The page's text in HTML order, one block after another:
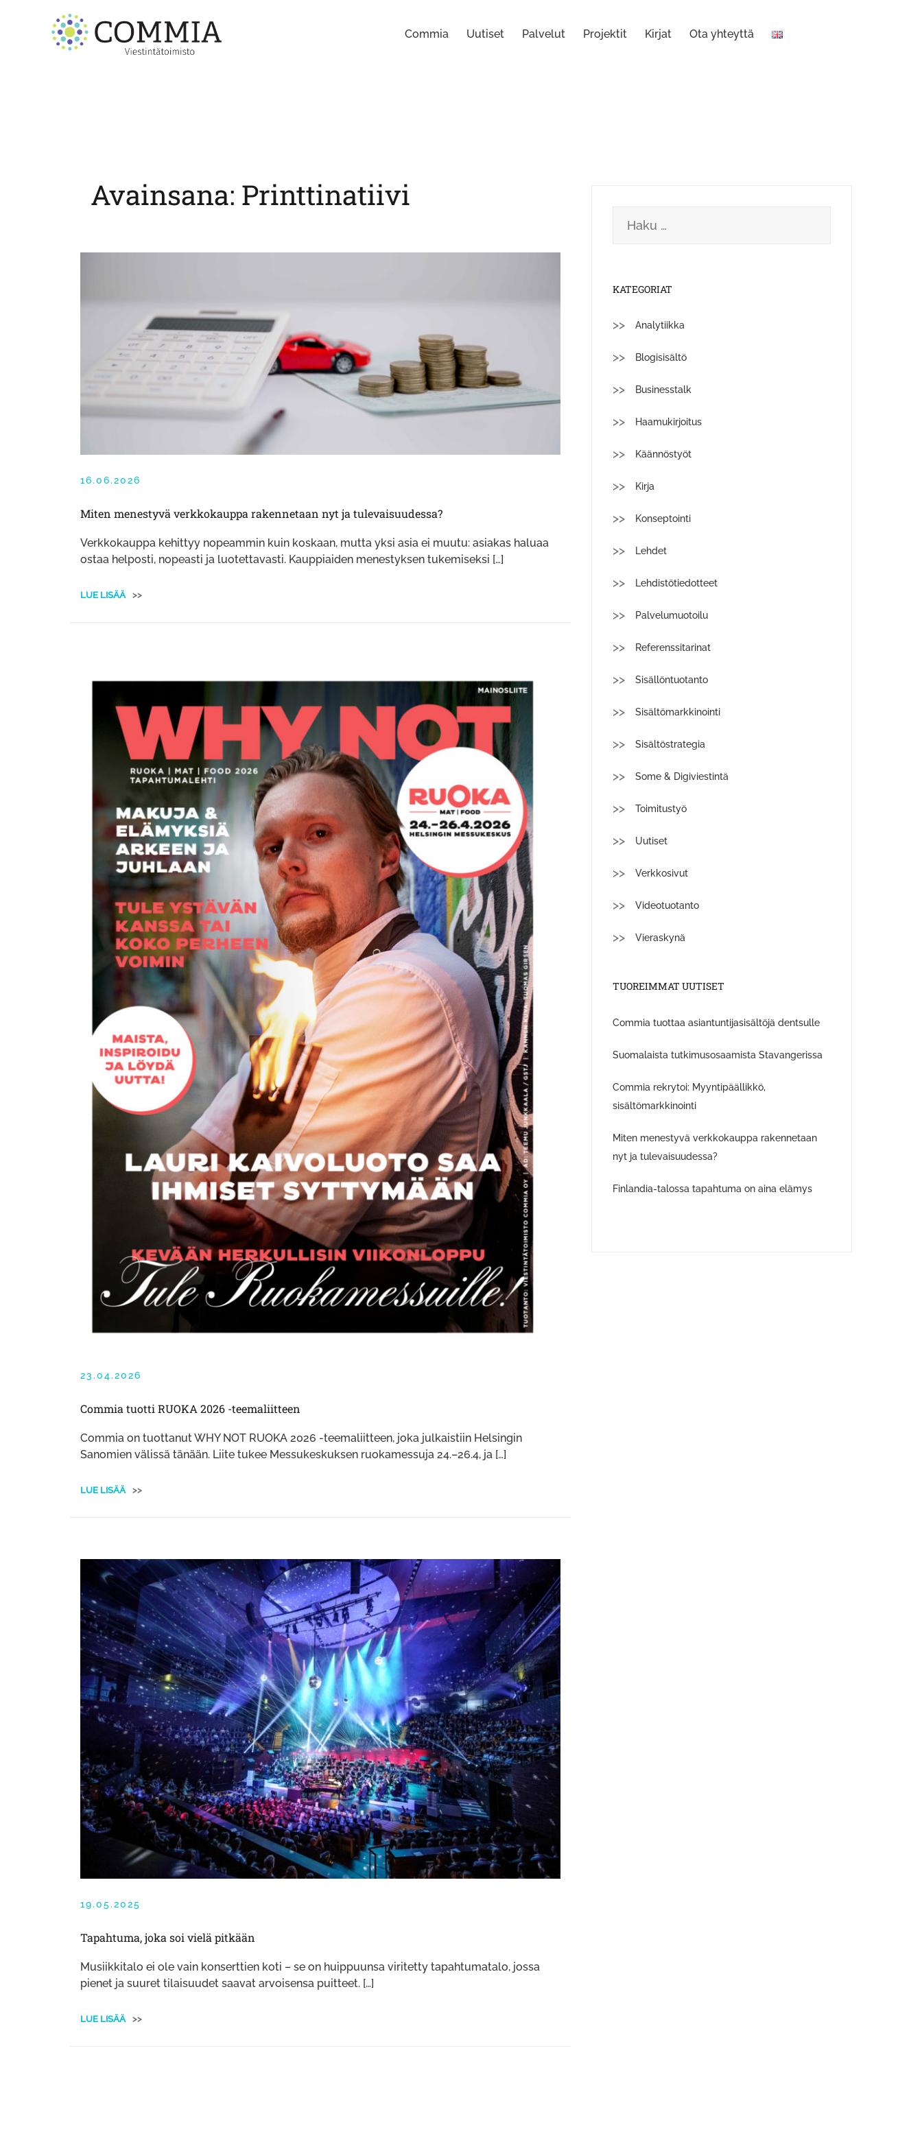
Commia Uutiset Palvelut Projektit Kirjat Ota yhteyttä
Avainsana: Printtinatiivi
16.06.2026
Miten menestyvä verkkokauppa rakennetaan nyt ja tulevaisuudessa?
​​Verkkokauppa kehittyy nopeammin kuin koskaan, mutta yksi asia ei muutu: asiakas haluaa
ostaa helposti, nopeasti ja luotettavasti. Kauppiaiden menestyksen tukemiseksi […]
LUE LISÄÄ >>
23.04.2026
Commia tuotti RUOKA 2026 -teemaliitteen
Commia on tuottanut WHY NOT RUOKA 2026 -teemaliitteen, joka julkaistiin Helsingin
Sanomien välissä tänään. Liite tukee Messukeskuksen ruokamessuja 24.–26.4, ja […]
LUE LISÄÄ >>
19.05.2025
Tapahtuma, joka soi vielä pitkään
Musiikkitalo ei ole vain konserttien koti – se on huippuunsa viritetty tapahtumatalo, jossa
pienet ja suuret tilaisuudet saavat arvoisensa puitteet. […]
LUE LISÄÄ >>
KATEGORIAT
Analytiikka
Blogisisältö
Businesstalk
Haamukirjoitus
Käännöstyöt
Kirja
Konseptointi
Lehdet
Lehdistötiedotteet
Palvelumuotoilu
Referenssitarinat
Sisällöntuotanto
Sisältömarkkinointi
Sisältöstrategia
Some & Digiviestintä
Toimitustyö
Uutiset
Verkkosivut
Videotuotanto
Vieraskynä
TUOREIMMAT UUTISET
Commia tuottaa asiantuntijasisältöjä dentsulle
Suomalaista tutkimusosaamista Stavangerissa
Commia rekrytoi: Myyntipäällikkö,
sisältömarkkinointi
Miten menestyvä verkkokauppa rakennetaan
nyt ja tulevaisuudessa?
Finlandia-talossa tapahtuma on aina elämys